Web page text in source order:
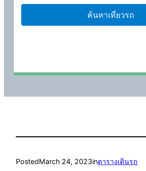
PostedMarch 24, 2023inตารางเดินรถ